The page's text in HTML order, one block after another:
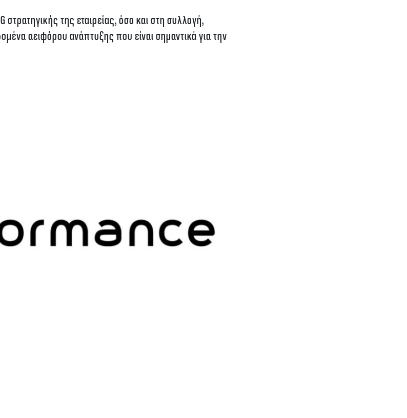
της εταιρείας, όσο και στη συλλογή,
αειφόρου ανάπτυξης που είναι σημαντικά για την